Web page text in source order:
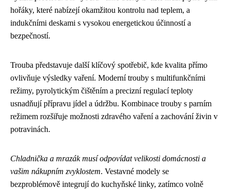
hořáky, které nabízejí okamžitou kontrolu nad teplem, a
indukčními deskami s vysokou energetickou účinností a
bezpečností.
Trouba představuje další klíčový spotřebič, kde kvalita přímo
ovlivňuje výsledky vaření. Moderní trouby s multifunkčními
režimy, pyrolytickým čištěním a precizní regulací teploty
usnadňují přípravu jídel a údržbu. Kombinace trouby s parním
režimem rozšiřuje možnosti zdravého vaření a zachování živin v
potravinách.
Chladnička a mrazák musí odpovídat velikosti domácnosti a
vašim nákupním zvyklostem. Vestavné modely se
bezproblémově integrují do kuchyňské linky, zatímco volně